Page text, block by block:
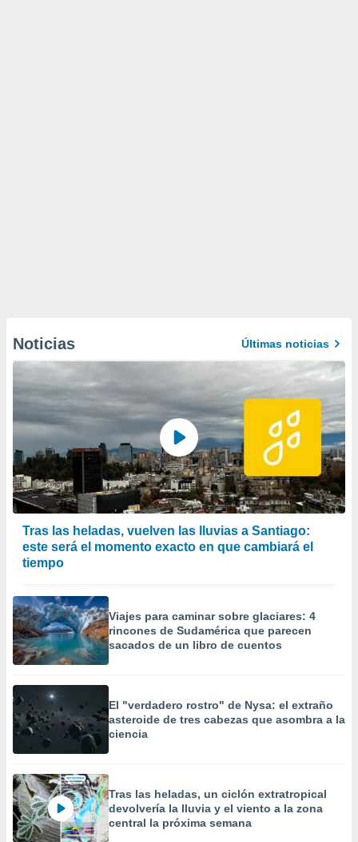
Noticias Últimas noticias
Tras las heladas, vuelven las lluvias a Santiago:
este será el momento exacto en que cambiará el
tiempo
Viajes para caminar sobre glaciares: 4
rincones de Sudamérica que parecen
sacados de un libro de cuentos
El "verdadero rostro" de Nysa: el extraño
asteroide de tres cabezas que asombra a la
ciencia
Tras las heladas, un ciclón extratropical
devolvería la lluvia y el viento a la zona
central la próxima semana